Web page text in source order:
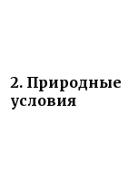
2. Природные
условия